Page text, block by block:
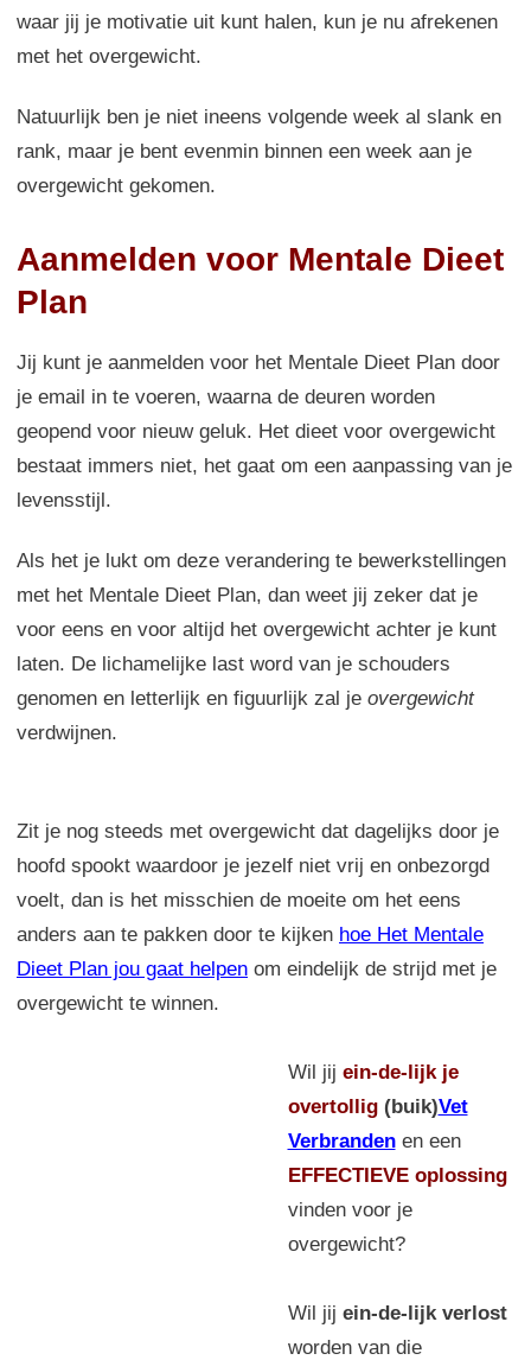
waar jij je motivatie uit kunt halen, kun je nu afrekenen
met het overgewicht.
Natuurlijk ben je niet ineens volgende week al slank en
rank, maar je bent evenmin binnen een week aan je
overgewicht gekomen.
Aanmelden voor Mentale Dieet
Plan
Jij kunt je aanmelden voor het Mentale Dieet Plan door
je email in te voeren, waarna de deuren worden
geopend voor nieuw geluk. Het dieet voor overgewicht
bestaat immers niet, het gaat om een aanpassing van je
levensstijl.
Als het je lukt om deze verandering te bewerkstellingen
met het Mentale Dieet Plan, dan weet jij zeker dat je
voor eens en voor altijd het overgewicht achter je kunt
laten. De lichamelijke last word van je schouders
genomen en letterlijk en figuurlijk zal je overgewicht
verdwijnen.
Zit je nog steeds met overgewicht dat dagelijks door je
hoofd spookt waardoor je jezelf niet vrij en onbezorgd
voelt, dan is het misschien de moeite om het eens
anders aan te pakken door te kijken hoe Het Mentale
Dieet Plan jou gaat helpen om eindelijk de strijd met je
overgewicht te winnen.
Wil jij ein-de-lijk je
overtollig(buik)Vet
Verbranden en een
EFFECTIEVE oplossing
vinden voor je
overgewicht?
Wil jij ein-de-lijk verlost
worden van die